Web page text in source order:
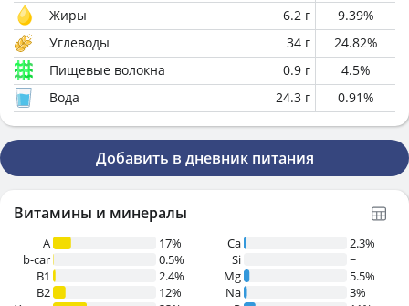
Жиры
6.2 г 9.39%
Углеводы
34 г 24.82%
Пищевые волокна
0.9 г 4.5%
Вода
24.3 г 0.91%
Добавить в дневник питания
Витамины и минералы
A
17%
b-car
0.5%
В1
2.4%
B2
12%
Ca
2.3%
Si
~
Mg
5.5%
Na
3%